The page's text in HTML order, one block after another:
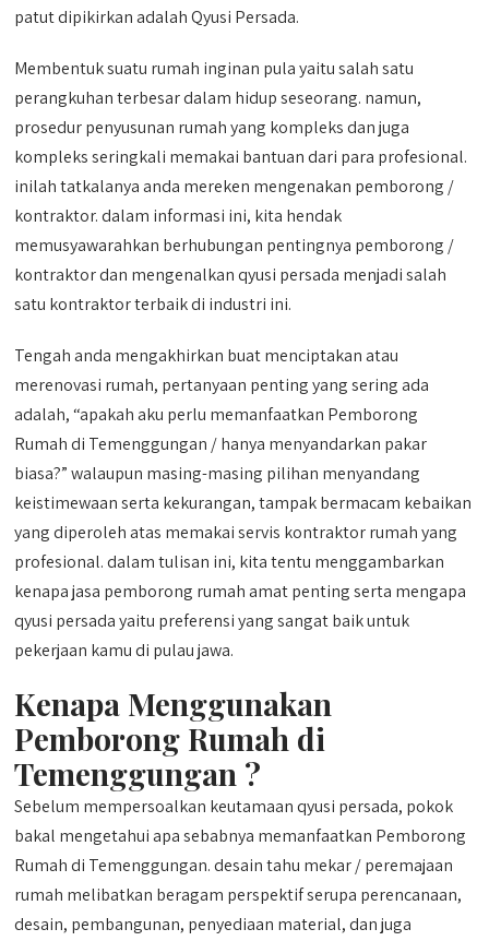
patut dipikirkan adalah Qyusi Persada.
Membentuk suatu rumah inginan pula yaitu salah satu
perangkuhan terbesar dalam hidup seseorang. namun,
prosedur penyusunan rumah yang kompleks dan juga
kompleks seringkali memakai bantuan dari para profesional.
inilah tatkalanya anda mereken mengenakan pemborong /
kontraktor. dalam informasi ini, kita hendak
memusyawarahkan berhubungan pentingnya pemborong /
kontraktor dan mengenalkan qyusi persada menjadi salah
satu kontraktor terbaik di industri ini.
Tengah anda mengakhirkan buat menciptakan atau
merenovasi rumah, pertanyaan penting yang sering ada
adalah, “apakah aku perlu memanfaatkan Pemborong
Rumah di Temenggungan / hanya menyandarkan pakar
biasa?” walaupun masing-masing pilihan menyandang
keistimewaan serta kekurangan, tampak bermacam kebaikan
yang diperoleh atas memakai servis kontraktor rumah yang
profesional. dalam tulisan ini, kita tentu menggambarkan
kenapa jasa pemborong rumah amat penting serta mengapa
qyusi persada yaitu preferensi yang sangat baik untuk
pekerjaan kamu di pulau jawa.
Kenapa Menggunakan
Pemborong Rumah di
Temenggungan ?
Sebelum mempersoalkan keutamaan qyusi persada, pokok
bakal mengetahui apa sebabnya memanfaatkan Pemborong
Rumah di Temenggungan. desain tahu mekar / peremajaan
rumah melibatkan beragam perspektif serupa perencanaan,
desain, pembangunan, penyediaan material, dan juga